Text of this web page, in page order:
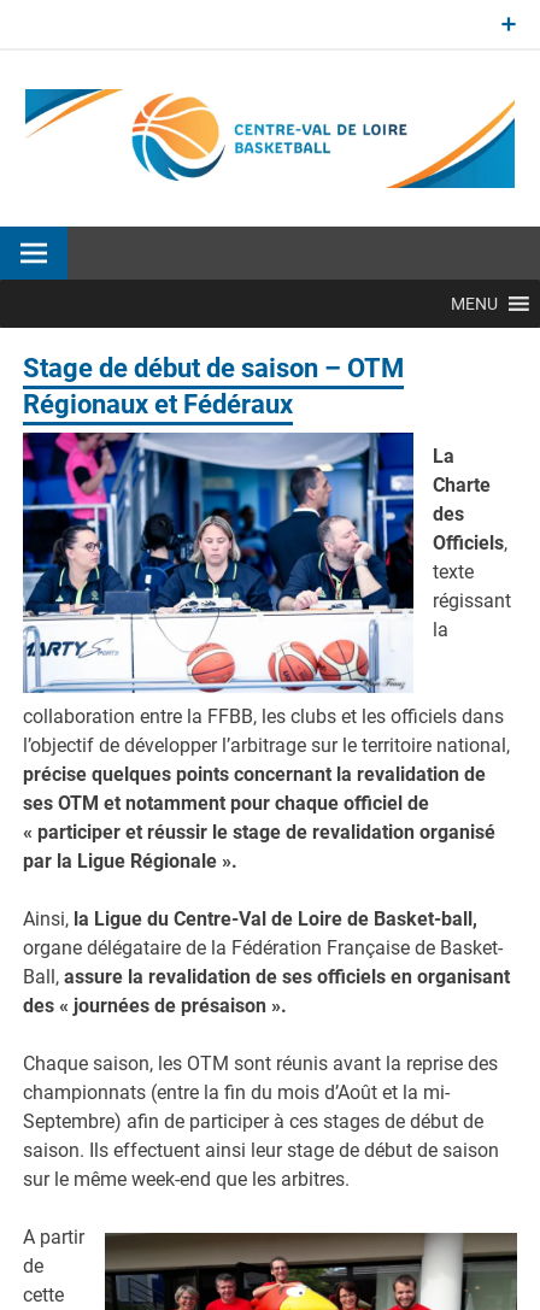
MENU
Stage de début de saison – OTM
Régionaux et Fédéraux
La
Charte
des
Officiels,
texte
régissant
la
collaboration entre la FFBB, les clubs et les officiels dans
l’objectif de développer l’arbitrage sur le territoire national,
précise quelques points concernant la revalidation de
ses OTM et notamment pour chaque officiel de
« participer et réussir le stage de revalidation organisé
par la Ligue Régionale ».
Ainsi, la Ligue du Centre-Val de Loire de Basket-ball,
organe délégataire de la Fédération Française de Basket-
Ball,assure la revalidation de ses officiels en organisant
des « journées de présaison ».
Chaque saison, les OTM sont réunis avant la reprise des
championnats (entre la fin du mois d’Août et la mi-
Septembre) afin de participer à ces stages de début de
saison. Ils effectuent ainsi leur stage de début de saison
sur le même week-end que les arbitres.
A partir
de
cette